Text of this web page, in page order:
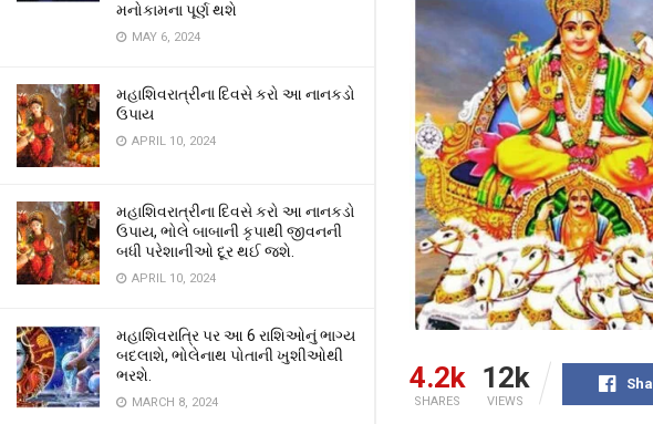
મનોકામના પૂર્ણ થશે
MAY 6, 2024
મહાશિવરાત્રીના દિવસે કરો આ નાનકડો
ઉપાય
APRIL 10, 2024
મહાશિવરાત્રીના દિવસે કરો આ નાનકડો
ઉપાય, ભોલે બાબાની કૃપાથી જીવનની
બધી પરેશાનીઓ દૂર થઈ જશે.
APRIL 10, 2024
મહાશિવરાત્રિ પર આ 6 રાશિઓનું ભાગ્ય
બદલાશે, ભોલેનાથ પોતાની ખુશીઓથી
ભરશે.
MARCH 8, 2024
4.2k
SHARES
12k
VIEWS